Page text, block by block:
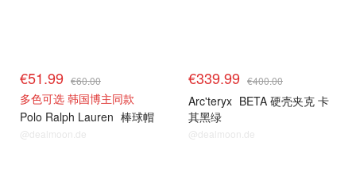
€51.99 €60.00
多色可选 韩国博主同款
Polo Ralph Lauren 棒球帽
@dealmoon.de
€339.99 €400.00
Arc'teryx BETA 硬壳夹克 卡
其黑绿
@dealmoon.de